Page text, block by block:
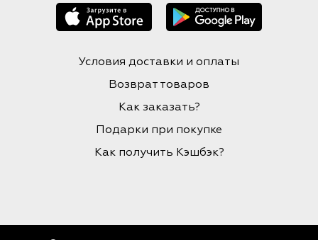
Условия доставки и оплаты
Возврат товаров
Как заказать?
Подарки при покупке
Как получить Кэшбэк?